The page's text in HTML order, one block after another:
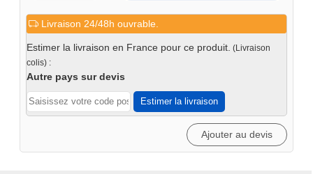
Écrou
fixation
a
bille
Système
Livraison 24/48h ouvrable.
Estimer la livraison en France pour ce produit. (Livraison
colis) :
Autre pays sur devis
Estimer la livraison
Ajouter au devis